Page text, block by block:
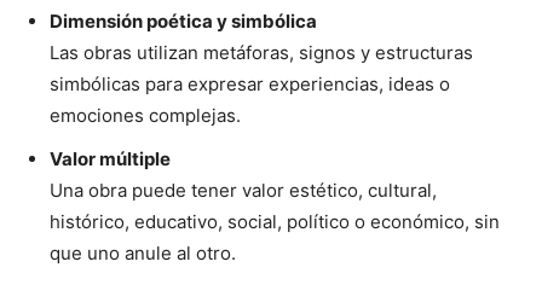
Dimensión poética y simbólica
Las obras utilizan metáforas, signos y estructuras
simbólicas para expresar experiencias, ideas o
emociones complejas.
Valor múltiple
Una obra puede tener valor estético, cultural,
histórico, educativo, social, político o económico, sin
que uno anule al otro.